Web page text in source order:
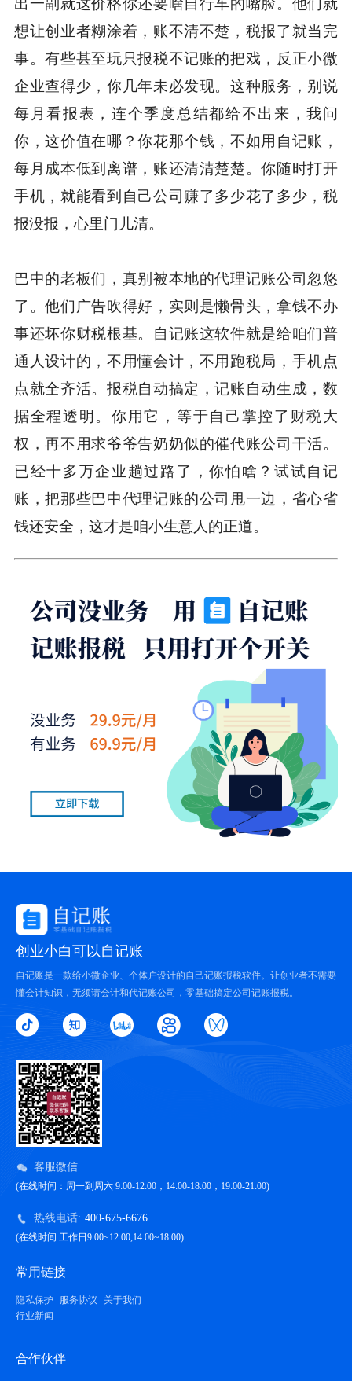
想让创业者糊涂着，账不清不楚，税报了就当完
事。有些甚至玩只报税不记账的把戏，反正小微
企业查得少，你几年未必发现。这种服务，别说
每月看报表，连个季度总结都给不出来，我问
你，这价值在哪？你花那个钱，不如用自记账，
每月成本低到离谱，账还清清楚楚。你随时打开
手机，就能看到自己公司赚了多少花了多少，税
报没报，心里门儿清。
巴中的老板们，真别被本地的代理记账公司忽悠
了。他们广告吹得好，实则是懒骨头，拿钱不办
事还坏你财税根基。自记账这软件就是给咱们普
通人设计的，不用懂会计，不用跑税局，手机点
点就全齐活。报税自动搞定，记账自动生成，数
据全程透明。你用它，等于自己掌控了财税大
权，再不用求爷爷告奶奶似的催代账公司干活。
已经十多万企业趟过路了，你怕啥？试试自记
账，把那些巴中代理记账的公司甩一边，省心省
钱还安全，这才是咱小生意人的正道。
创业小白可以自记账
自记账是一款给小微企业、个体户设计的自己记账报税软件。让创业者不需要
懂会计知识，无须请会计和代记账公司，零基础搞定公司记账报税。
客服微信
(在线时间：周一到周六 9:00-12:00，14:00-18:00，19:00-21:00)
热线电话: 400-675-6676
(在线时间:工作日9:00~12:00,14:00~18:00)
常用链接
隐私保护 服务协议
关于我们
行业新闻
合作伙伴